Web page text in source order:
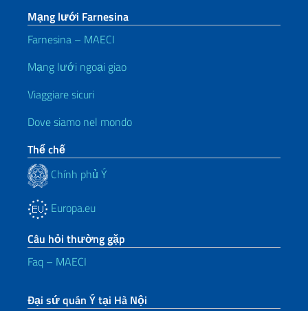
Mạng lưới Farnesina
Farnesina – MAECI
Mạng lưới ngoại giao
Viaggiare sicuri
Dove siamo nel mondo
Thể chế
Chính phủ Ý
Europa.eu
Câu hỏi thường gặp
Faq – MAECI
Đại sứ quán Ý tại Hà Nội